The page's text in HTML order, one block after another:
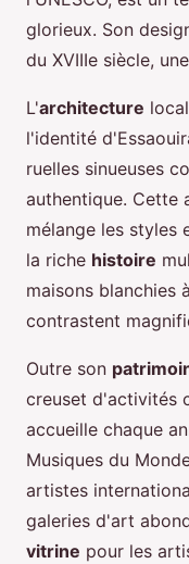
glorieux. Son
du XVIIIe siècle,
L'architecture
l'identité
ruelles sinueuses
authentique. Cette
mélange les styles
la riche histoire
maisons blanchies
contrastent
Outre son
creuset d'activités
accueille chaque
Musiques du
artistes
galeries d'art
vitrine pour les